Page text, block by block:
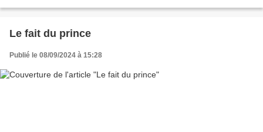
Le fait du prince
Publié le 08/09/2024 à 15:28